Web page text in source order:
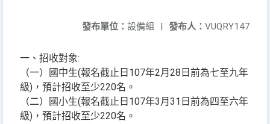
發布人： VUQRY147
發布單位： 設備組 |
一、招收對象:
（一）國中生(報名截止日107年2月28日前為七至九年
級)，預計招收至少220名。
（二）國小生(報名截止日107年3月31日前為四至六年
級)，預計招收至少220名。